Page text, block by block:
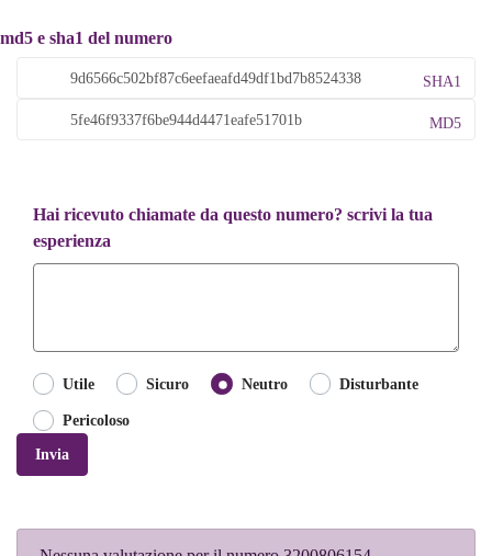
md5 e sha1 del numero
SHA1
MD5
Hai ricevuto chiamate da questo numero? scrivi la tua
esperienza
Utile Sicuro Neutro Disturbante
Pericoloso
Invia